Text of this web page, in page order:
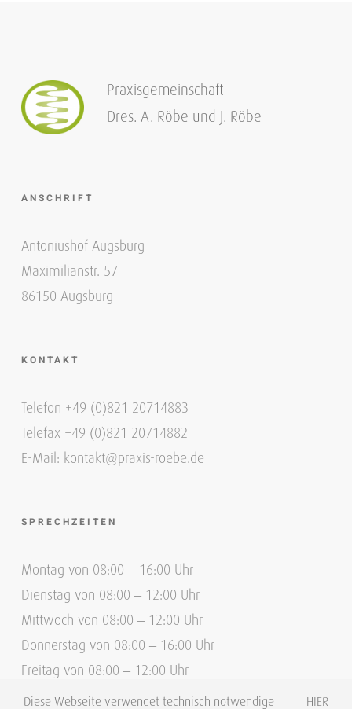
Praxisgemeinschaft
Dres. A. Röbe und J. Röbe
ANSCHRIFT
Antoniushof Augsburg
Maximilianstr. 57
86150 Augsburg
KONTAKT
Telefon +49 (0)821 20714883
Telefax +49 (0)821 20714882
E-Mail: kontakt@praxis-roebe.de
SPRECHZEITEN
Montag von 08:00 – 16:00 Uhr
Dienstag von 08:00 – 12:00 Uhr
Mittwoch von 08:00 – 12:00 Uhr
Donnerstag von 08:00 – 16:00 Uhr
Freitag von 08:00 – 12:00 Uhr
Diese Webseite verwendet technisch notwendige HIER